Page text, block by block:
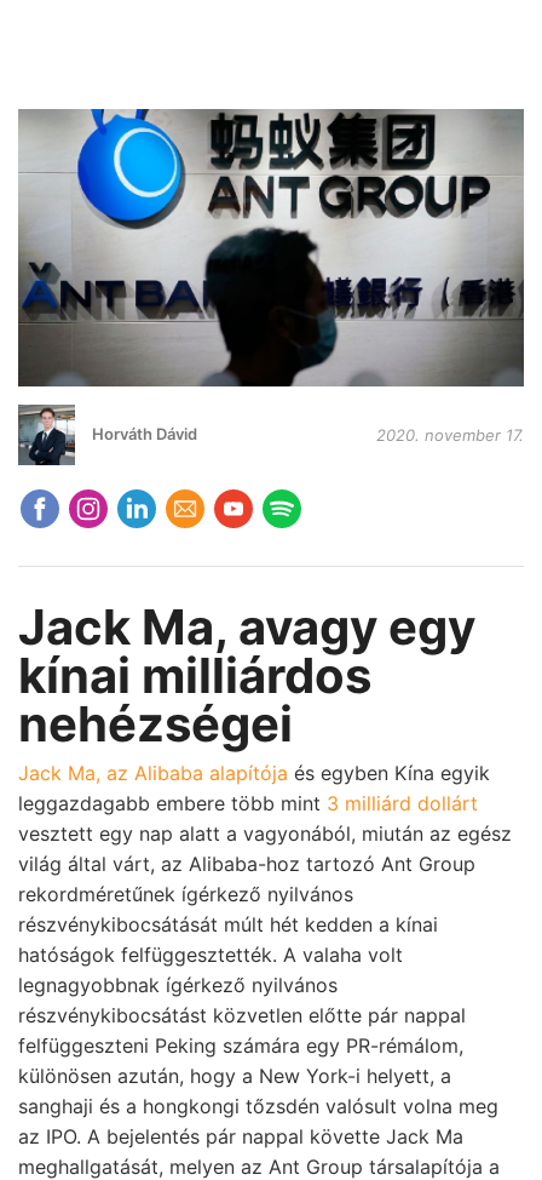
Horváth Dávid 2020. november 17.
Jack Ma, avagy egy
kínai milliárdos
nehézségei
Jack Ma, az Alibaba alapítója és egyben Kína egyik
leggazdagabb embere több mint 3 milliárd dollárt
vesztett egy nap alatt a vagyonából, miután az egész
világ által várt, az Alibaba-hoz tartozó Ant Group
rekordméretűnek ígérkező nyilvános
részvénykibocsátását múlt hét kedden a kínai
hatóságok felfüggesztették. A valaha volt
legnagyobbnak ígérkező nyilvános
részvénykibocsátást közvetlen előtte pár nappal
felfüggeszteni Peking számára egy PR-rémálom,
különösen azután, hogy a New York-i helyett, a
sanghaji és a hongkongi tőzsdén valósult volna meg
az IPO. A bejelentés pár nappal követte Jack Ma
meghallgatását, melyen az Ant Group társalapítója a